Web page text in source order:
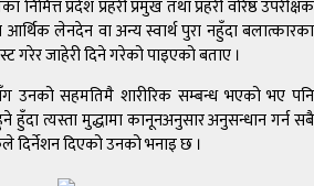
निमित्त प्रदेश प्रहरी प्रमुख तथा प्रहरी वरिष्ठ उपरीक्षक
लेनदेन वा अन्य स्वार्थ पुरा नहुँदा बलात्कारका
गरेर जाहेरी दिने गरेको पाइएको बताए ।
उनको सहमतिमै शारीरिक सम्बन्ध भएको भए पनि
हुँदा त्यस्ता मुद्धामा कानूनअनुसार अनुसन्धान गर्न सबै
दिर्नेशन दिएको उनको भनाइ छ ।